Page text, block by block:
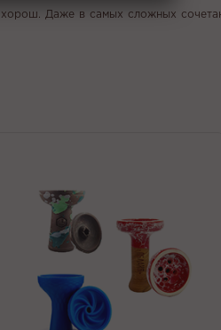
Даже в самых сложных